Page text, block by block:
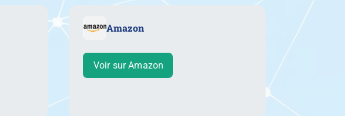
Amazon
Voir sur Amazon